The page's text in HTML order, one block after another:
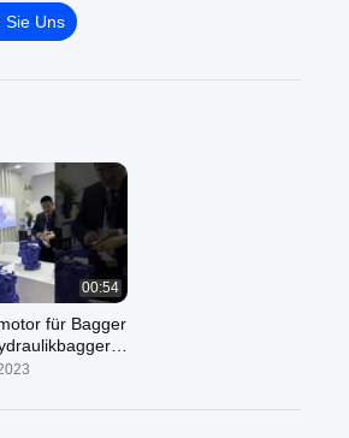
Sie Uns
00:54
für Bagger